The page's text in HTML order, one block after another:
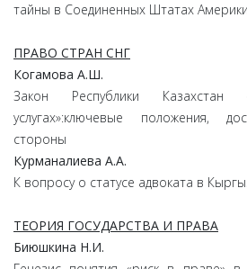
тайны в Соединенных Штатах
ПРАВО СТРАН СНГ
Когамова А.Ш.
Закон Республики Казахстан
услугах»:ключевые положения,
стороны
Курманалиева А.А.
К вопросу о статусе адвоката в
ТЕОРИЯ ГОСУДАРСТВА И ПРАВА
Биюшкина Н.И.